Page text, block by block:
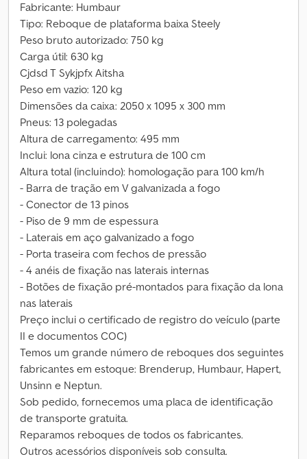
Fabricante: Humbaur
Tipo: Reboque de plataforma baixa Steely
Peso bruto autorizado: 750 kg
Carga útil: 630 kg
Cjdsd T Sykjpfx Aitsha
Peso em vazio: 120 kg
Dimensões da caixa: 2050 x 1095 x 300 mm
Pneus: 13 polegadas
Altura de carregamento: 495 mm
Inclui: lona cinza e estrutura de 100 cm
Altura total (incluindo): homologação para 100 km/h
- Barra de tração em V galvanizada a fogo
- Conector de 13 pinos
- Piso de 9 mm de espessura
- Laterais em aço galvanizado a fogo
- Porta traseira com fechos de pressão
- 4 anéis de fixação nas laterais internas
- Botões de fixação pré-montados para fixação da lona
nas laterais
Preço inclui o certificado de registro do veículo (parte
II e documentos COC)
Temos um grande número de reboques dos seguintes
fabricantes em estoque: Brenderup, Humbaur, Hapert,
Unsinn e Neptun.
Sob pedido, fornecemos uma placa de identificação
de transporte gratuita.
Reparamos reboques de todos os fabricantes.
Outros acessórios disponíveis sob consulta.